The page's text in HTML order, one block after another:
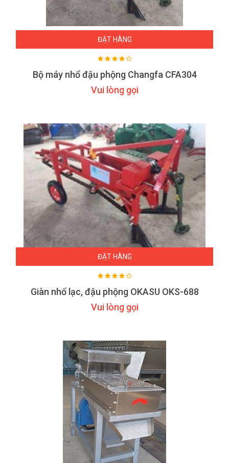
ĐẶT HÀNG
Bộ máy nhổ đậu phộng Changfa CFA304
Vui lòng gọi
ĐẶT HÀNG
Giàn nhổ lạc, đậu phộng OKASU OKS-688
Vui lòng gọi